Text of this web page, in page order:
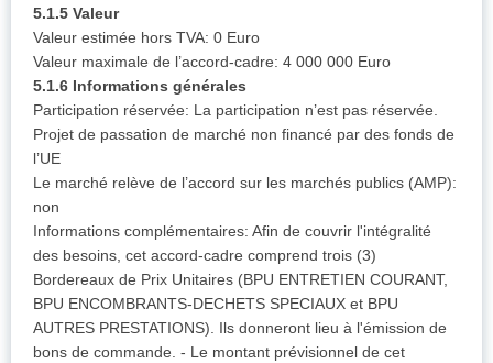
5.1.5 Valeur
Valeur estimée hors TVA: 0 Euro
Valeur maximale de l’accord-cadre: 4 000 000 Euro
5.1.6 Informations générales
Participation réservée: La participation n’est pas réservée.
Projet de passation de marché non financé par des fonds de
l’UE
Le marché relève de l’accord sur les marchés publics (AMP):
non
Informations complémentaires: Afin de couvrir l'intégralité
des besoins, cet accord-cadre comprend trois (3)
Bordereaux de Prix Unitaires (BPU ENTRETIEN COURANT,
BPU ENCOMBRANTS-DECHETS SPECIAUX et BPU
AUTRES PRESTATIONS). Ils donneront lieu à l'émission de
bons de commande. - Le montant prévisionnel de cet